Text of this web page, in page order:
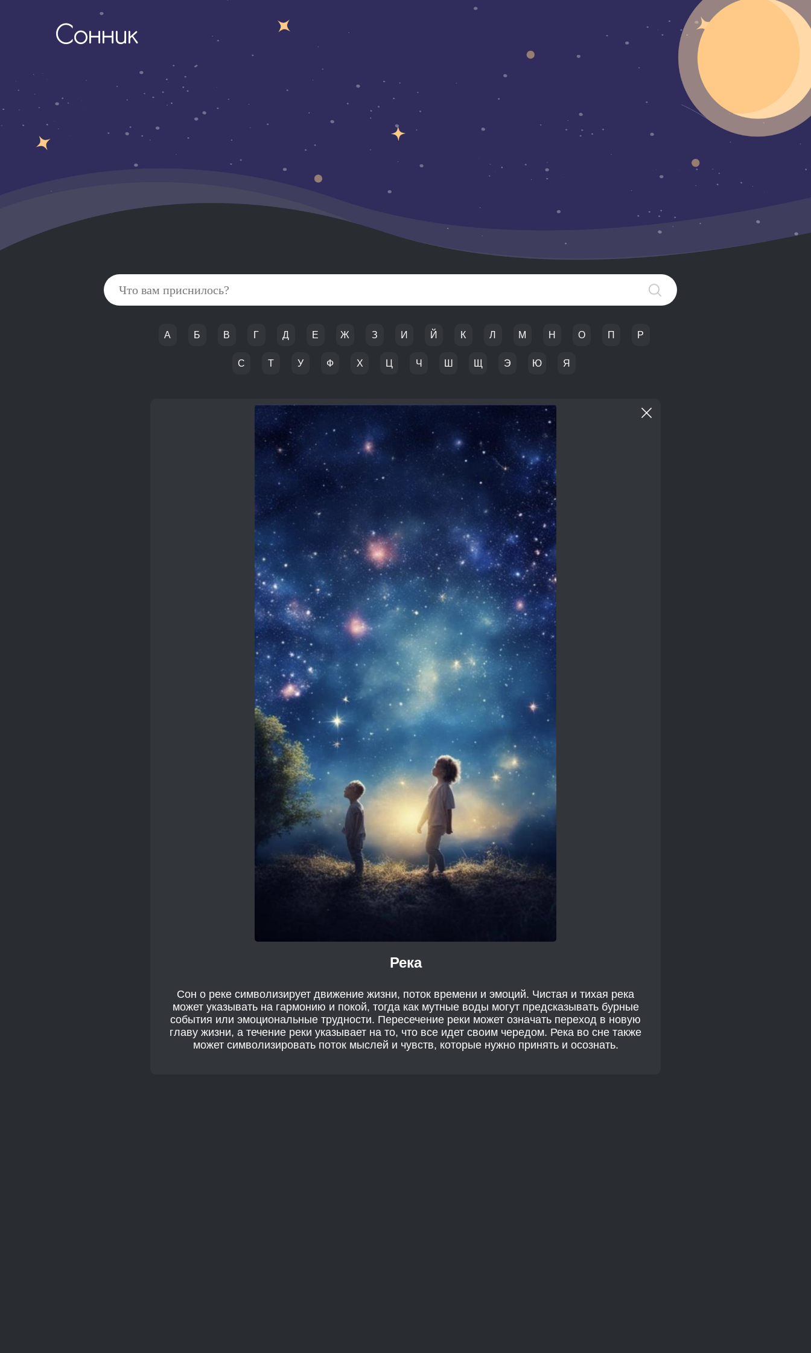
Сонник
А Б В Г Д Е Ж З И Й К Л М Н О П Р
С Т У Ф Х Ц Ч Ш Щ Э Ю Я
Река
Сон о реке символизирует движение жизни, поток времени и эмоций. Чистая и тихая река
может указывать на гармонию и покой, тогда как мутные воды могут предсказывать бурные
события или эмоциональные трудности. Пересечение реки может означать переход в новую
главу жизни, а течение реки указывает на то, что все идет своим чередом. Река во сне также
может символизировать поток мыслей и чувств, которые нужно принять и осознать.